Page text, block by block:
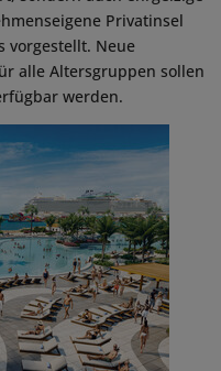
Privatinsel
vorgestellt. Neue
alle Altersgruppen sollen
werden.